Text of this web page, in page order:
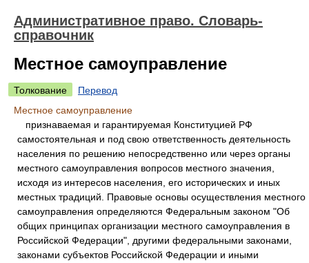
Административное право. Словарь-
справочник
Местное самоуправление
Толкование
Перевод
Местное самоуправление
признаваемая и гарантируемая Конституцией РФ
самостоятельная и под свою ответственность деятельность
населения по решению непосредственно или через органы
местного самоуправления вопросов местного значения,
исходя из интересов населения, его исторических и иных
местных традиций. Правовые основы осуществления местного
самоуправления определяются Федеральным законом "Об
общих принципах организации местного самоуправления в
Российской Федерации", другими федеральными законами,
законами субъектов Российской Федерации и иными